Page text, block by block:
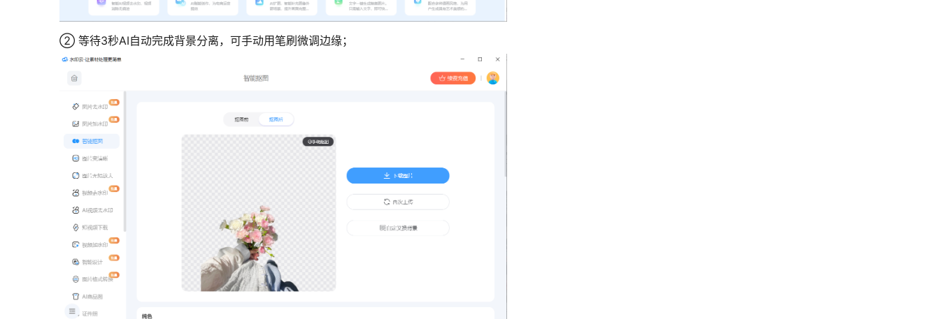
② 等待3秒AI自动完成背景分离，可手动用笔刷微调边缘；